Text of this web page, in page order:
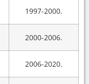
1997-2000.
2000-2006.
2006-2020.